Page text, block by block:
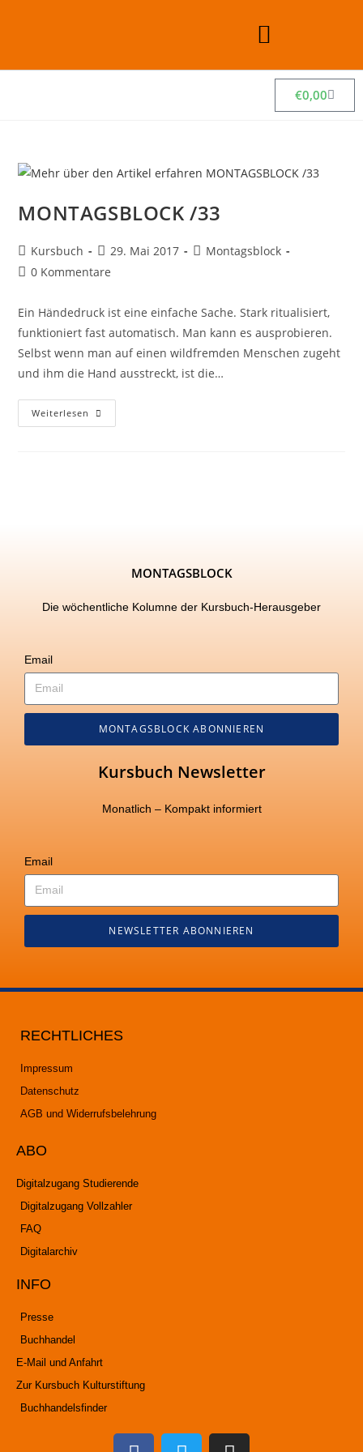
€0,00
MONTAGSBLOCK /33
Kursbuch 29. Mai 2017
Montagsblock
0 Kommentare
Ein Händedruck ist eine einfache Sache. Stark ritualisiert,
funktioniert fast automatisch. Man kann es ausprobieren.
Selbst wenn man auf einen wildfremden Menschen zugeht
und ihm die Hand ausstreckt, ist die…
Weiterlesen
MONTAGSBLOCK
Die wöchentliche Kolumne der Kursbuch-Herausgeber
Email
MONTAGSBLOCK ABONNIEREN
Kursbuch Newsletter
Monatlich – Kompakt informiert
Email
NEWSLETTER ABONNIEREN
RECHTLICHES
Impressum
Datenschutz
AGB und Widerrufsbelehrung
ABO
Digitalzugang Studierende
Digitalzugang Vollzahler
FAQ
Digitalarchiv
INFO
Presse
Buchhandel
E-Mail und Anfahrt
Zur Kursbuch Kulturstiftung
Buchhandelsfinder